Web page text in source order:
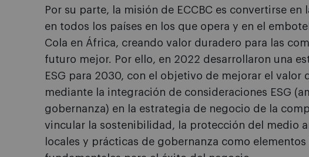
Por su parte, la misión de ECCBC es convertirse
en todos los países en los que opera y en el
Cola en África, creando valor duradero para las
futuro mejor. Por ello, en 2022 desarrollaron una
ESG para 2030, con el objetivo de mejorar el valor
mediante la integración de consideraciones ESG
gobernanza) en la estrategia de negocio de la
vincular la sostenibilidad, la protección del medio
locales y prácticas de gobernanza como